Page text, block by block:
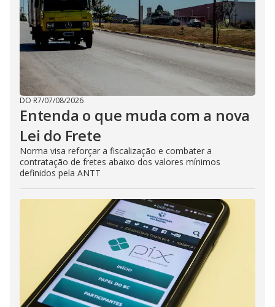
DO R7/07/08/2026
Entenda o que muda com a nova
Lei do Frete
Norma visa reforçar a fiscalização e combater a
contratação de fretes abaixo dos valores mínimos
definidos pela ANTT